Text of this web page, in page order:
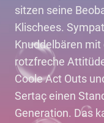
sitzen seine
Klischees.
Knuddelbären
rotzfreche
Coole Act Outs
Sertaç einen
Generation. Das